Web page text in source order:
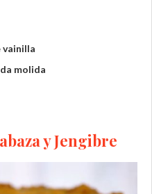
vainilla
molida
y Jengibre